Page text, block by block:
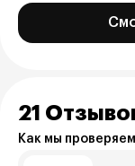
21
Как мы